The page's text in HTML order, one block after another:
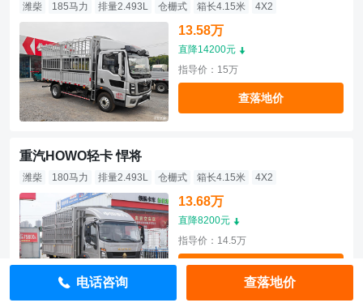
潍柴 185马力 排量2.493L 仓栅式 箱长4.15米 4X2
13.58万
直降14200元
指导价：15万
查落地价
重汽HOWO轻卡 悍将
潍柴 180马力 排量2.493L 仓栅式 箱长4.15米 4X2
13.68万
直降8200元
指导价：14.5万
查落地价
电话咨询 查落地价